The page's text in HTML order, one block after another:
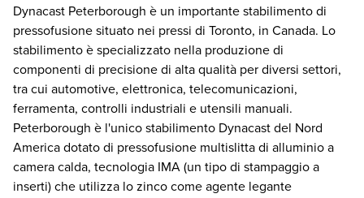
Dynacast Peterborough è un importante stabilimento di
pressofusione situato nei pressi di Toronto, in Canada. Lo
stabilimento è specializzato nella produzione di
componenti di precisione di alta qualità per diversi settori,
tra cui automotive, elettronica, telecomunicazioni,
ferramenta, controlli industriali e utensili manuali.
Peterborough è l'unico stabilimento Dynacast del Nord
America dotato di pressofusione multislitta di alluminio a
camera calda, tecnologia IMA (un tipo di stampaggio a
inserti) che utilizza lo zinco come agente legante